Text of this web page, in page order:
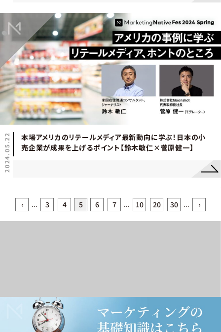
2024.05.22
本場アメリカのリテールメディア最新動向に学ぶ！日本の小
売企業が成果を上げるポイント【鈴木敏仁×菅原健一】
‹ ... 3 4 5 6 7 ... 10 20 30 ... ›